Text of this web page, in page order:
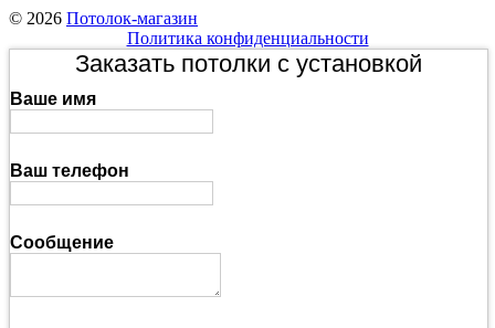
© 2026 Потолок-магазин
Политика конфиденциальности
Заказать потолки с установкой
Ваше имя
Ваш телефон
Сообщение